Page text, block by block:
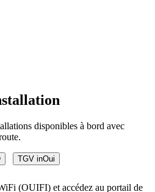
disponibles à bord avec
TGV inOui
(OUIFI) et accédez au portail de